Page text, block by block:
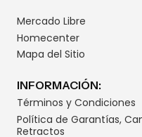
Mercado Libre
Homecenter
Mapa del Sitio
INFORMACIÓN:
Términos y Condiciones
Política de Garantías,
Retractos